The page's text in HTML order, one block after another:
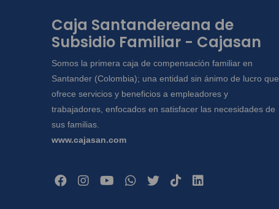
Caja Santandereana de
Subsidio Familiar - Cajasan
Somos la primera caja de compensación familiar en
Santander (Colombia); una entidad sin ánimo de lucro que
ofrece servicios y beneficios a empleadores y
trabajadores, enfocados en satisfacer las necesidades de
sus familias.
www.cajasan.com